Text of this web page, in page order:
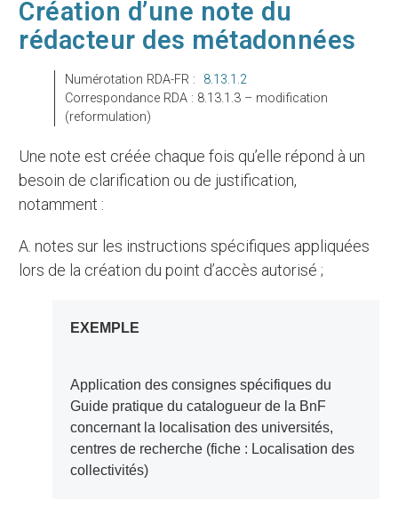
Création d’une note du
rédacteur des métadonnées
Numérotation RDA-FR : 8.13.1.2
Correspondance RDA : 8.13.1.3 – modification
(reformulation)
Une note est créée chaque fois qu’elle répond à un
besoin de clarification ou de justification,
notamment :
a. notes sur les instructions spécifiques appliquées
lors de la création du point d’accès autorisé ;
EXEMPLE
Application des consignes spécifiques du
Guide pratique du catalogueur de la BnF
concernant la localisation des universités,
centres de recherche (fiche : Localisation des
collectivités)